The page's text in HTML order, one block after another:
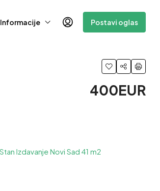
Informacije Postavi oglas
400EUR